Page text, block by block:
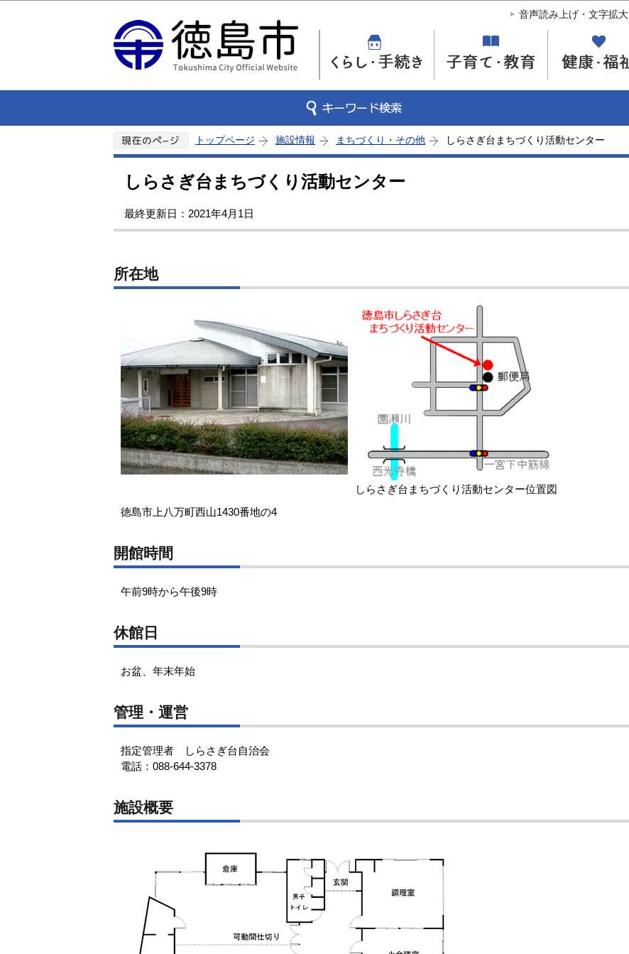
このページの本文へ移動
音声読み上げ・文字拡大
トップページ 施設情報 まちづくり・その他 しらさぎ台まちづくり活動センター
しらさぎ台まちづくり活動センター
最終更新日：2021年4月1日
所在地
しらさぎ台まちづくり活動センター位置図
徳島市上八万町西山1430番地の4
開館時間
午前9時から午後9時
休館日
お盆、年末年始
管理・運営
指定管理者 しらさぎ台自治会
電話：088-644-3378
施設概要